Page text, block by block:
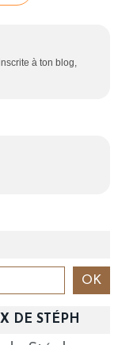
à ton blog,
DE STÉPH